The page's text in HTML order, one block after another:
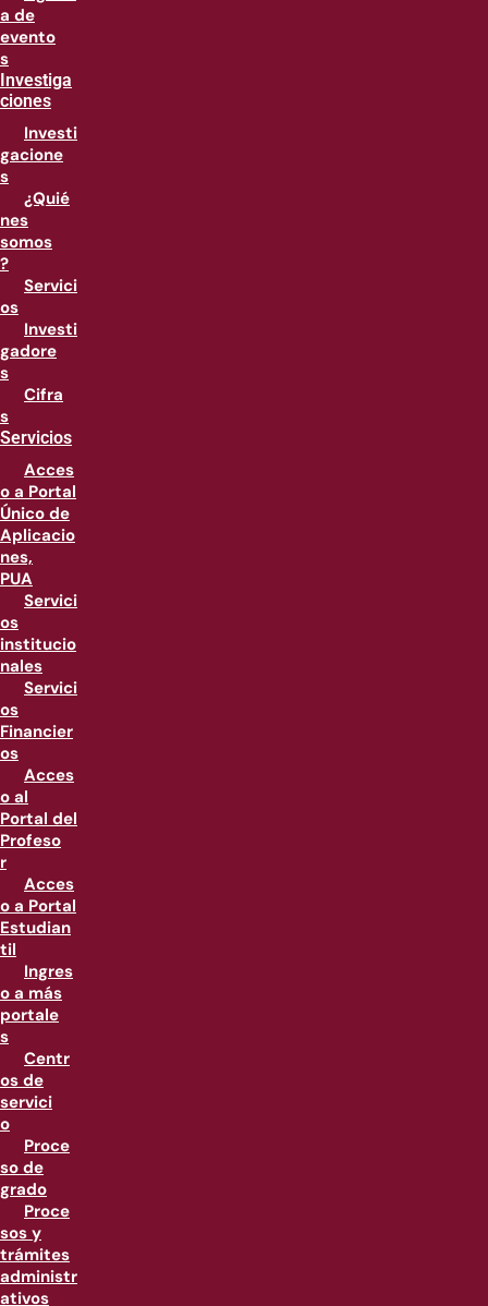
a de
evento
s
Investiga
ciones
Investi
gacione
s
¿Quié
nes
somos
?
Servici
os
Investi
gadore
s
Cifra
s
Servicios
Acces
o a Portal
Único de
Aplicacio
nes,
PUA
Servici
os
institucio
nales
Servici
os
Financier
os
Acces
o al
Portal del
Profeso
r
Acces
o a Portal
Estudian
til
Ingres
o a más
portale
s
Centr
os de
servici
o
Proce
so de
grado
Proce
sos y
trámites
administr
ativos